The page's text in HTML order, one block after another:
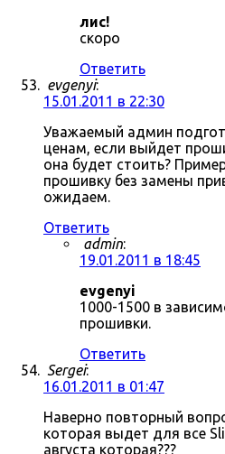
лис!
скоро
Ответить
evgenyi:
15.01.2011 в 22:30
Уважаемый админ
ценам, если выйдет
она будет стоить?
прошивку без замены
ожидаем.
Ответить
admin:
19.01.2011 в 18:45
evgenyi
1000-1500 в
прошивки.
Ответить
Sergei:
16.01.2011 в 01:47
Наверно повторный
которая выдет для все
августа которая???